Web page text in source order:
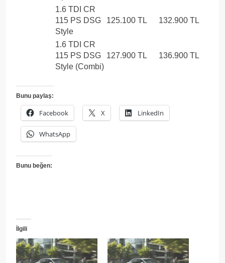
1.6 TDI CR
115 PS DSG
Style
125.100 TL 132.900 TL
1.6 TDI CR
115 PS DSG
Style (Combi)
127.900 TL 136.900 TL
Bunu paylaş:
Facebook X LinkedIn
WhatsApp
Bunu beğen:
İlgili